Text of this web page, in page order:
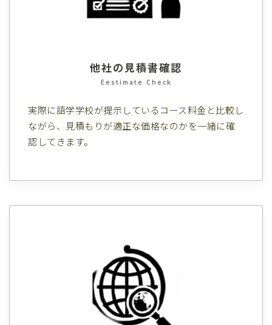
他社の見積書確認
Eestimate Check
実際に語学学校が提示しているコース料金と比較し
ながら、見積もりが適正な価格なのかを一緒に確
認してきます。